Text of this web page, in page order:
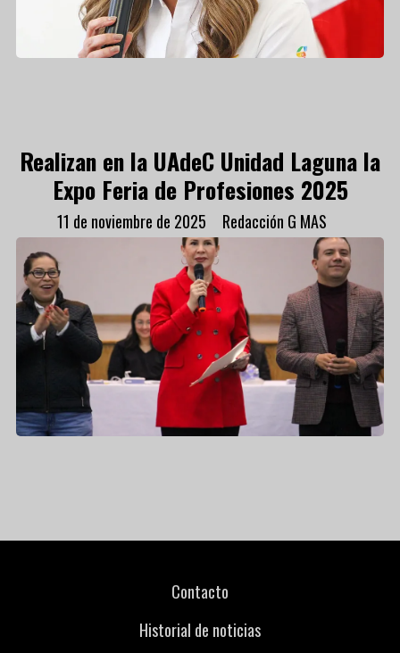
Realizan en la UAdeC Unidad Laguna la
Expo Feria de Profesiones 2025
Redacción G MAS
11 de noviembre de 2025
Contacto
Historial de noticias